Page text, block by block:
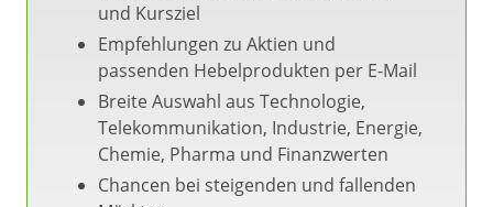
und Kursziel
Empfehlungen zu Aktien und
passenden Hebelprodukten per E-Mail
Breite Auswahl aus Technologie,
Telekommunikation, Industrie, Energie,
Chemie, Pharma und Finanzwerten
Chancen bei steigenden und fallenden